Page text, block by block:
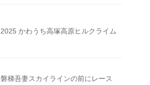
2025 かわうち高塚高原ヒルクライム
磐梯吾妻スカイラインの前にレース